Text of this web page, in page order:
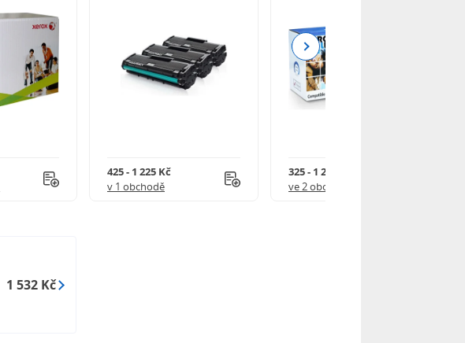
425 - 1 225 Kč
v 1 obchodě
325 - 1 245 Kč
ve 2 obchodech
Next
1 532 Kč